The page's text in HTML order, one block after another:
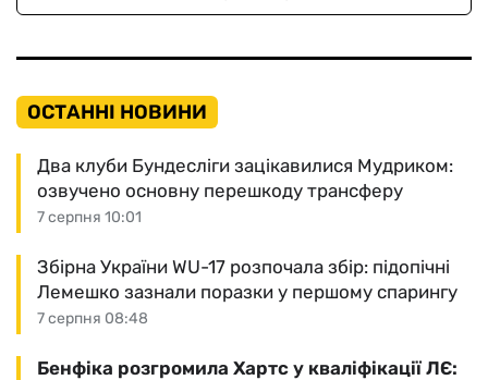
ОСТАННІ НОВИНИ
7 серпня 10:01
Два клуби Бундесліги зацікавилися Мудриком:
озвучено основну перешкоду трансферу
7 серпня 08:48
Збірна України WU-17 розпочала збір: підопічні
Лемешко зазнали поразки у першому спарингу
Бенфіка розгромила Хартс у кваліфікації ЛЄ: